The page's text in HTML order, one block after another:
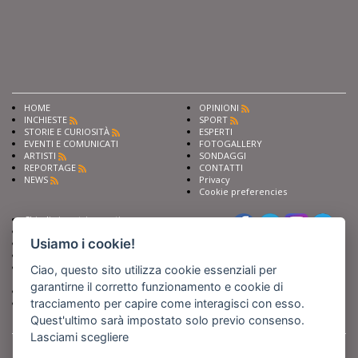
HOME
INCHIESTE
STORIE E CURIOSITÀ
EVENTI E COMUNICATI
ARTISTI
REPORTAGE
NEWS
OPINIONI
SPORT
ESPERTI
FOTOGALLERY
SONDAGGI
CONTATTI
Privacy
Cookie preferencies
Chiedi ai nostri esperti
Fai pubblicità con noi
Iscriviti al nostro corso di
giornalismo
Compra i nostri libri
Entra in Barinedita Map
Usiamo i cookie!
Ciao, questo sito utilizza cookie essenziali per
garantirne il corretto funzionamento e cookie di
tracciamento per capire come interagisci con esso.
Quest'ultimo sarà impostato solo previo consenso.
Lasciami scegliere